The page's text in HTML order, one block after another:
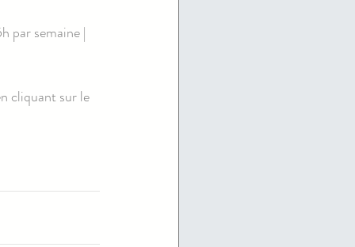
par semaine |
cliquant sur le